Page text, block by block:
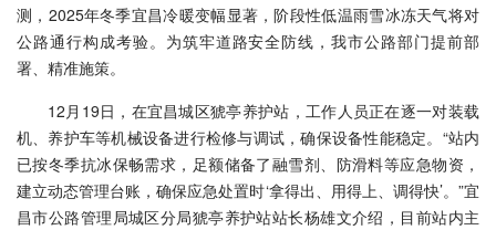
测，2025年冬季宜昌冷暖变幅显著，阶段性低温雨雪冰冻天气将对
公路通行构成考验。为筑牢道路安全防线，我市公路部门提前部
署、精准施策。
12月19日，在宜昌城区猇亭养护站，工作人员正在逐一对装载
机、养护车等机械设备进行检修与调试，确保设备性能稳定。“站内
已按冬季抗冰保畅需求，足额储备了融雪剂、防滑料等应急物资，
建立动态管理台账，确保应急处置时‘拿得出、用得上、调得快’。”宜
昌市公路管理局城区分局猇亭养护站站长杨雄文介绍，目前站内主